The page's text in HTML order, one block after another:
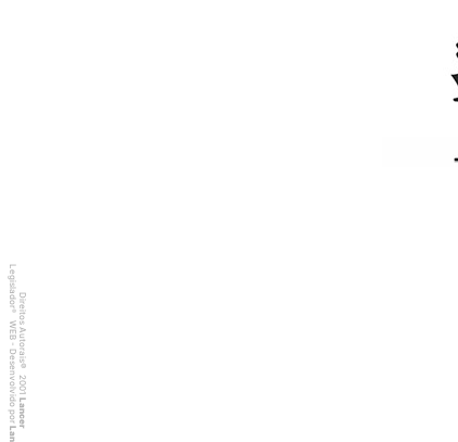
Direitos Autorais
©
2001
Lancer
Legislador
®
WEB - Desenvolvido por